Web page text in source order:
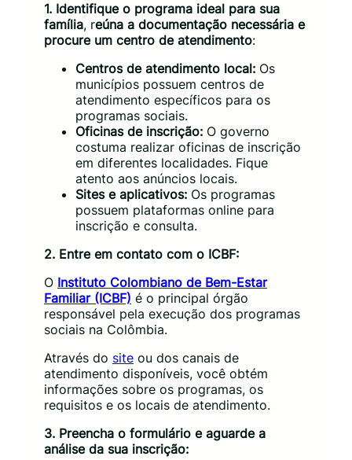
1. Identifique o programa ideal para sua
família, reúna a documentação necessária e
procure um centro de atendimento:
Centros de atendimento local: Os
municípios possuem centros de
atendimento específicos para os
programas sociais.
Oficinas de inscrição: O governo
costuma realizar oficinas de inscrição
em diferentes localidades. Fique
atento aos anúncios locais.
Sites e aplicativos: Os programas
possuem plataformas online para
inscrição e consulta.
2. Entre em contato com o ICBF:
O Instituto Colombiano de Bem-Estar
Familiar (ICBF) é o principal órgão
responsável pela execução dos programas
sociais na Colômbia.
Através do site ou dos canais de
atendimento disponíveis, você obtém
informações sobre os programas, os
requisitos e os locais de atendimento.
3. Preencha o formulário e aguarde a
análise da sua inscrição: